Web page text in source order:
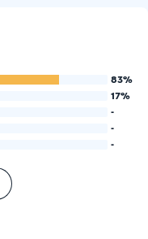
83%
17%
-
-
-